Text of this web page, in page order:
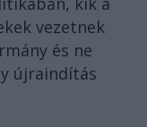
vezetnek
és ne
újraindítás